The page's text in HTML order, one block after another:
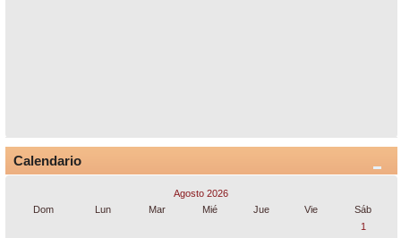
Calendario
Agosto 2026
Dom
Lun Mar Mié Jue Vie
Sáb
1